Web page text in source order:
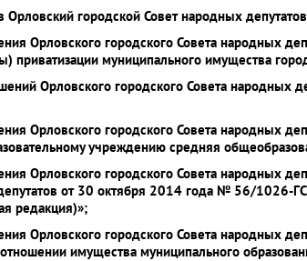
городской Совет народных
Орловского городского Совета народных
приватизации муниципального имущества
Орловского городского Совета народных
Орловского городского Совета народных
учреждению средняя
Орловского городского Совета народных
от 30 октября 2014 года № 56/
редакция)»;
Орловского городского Совета народных
имущества муниципального